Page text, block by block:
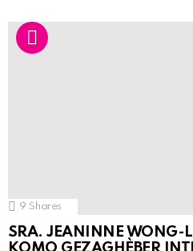
9 Shares
SRA. JEANINNE WONG-